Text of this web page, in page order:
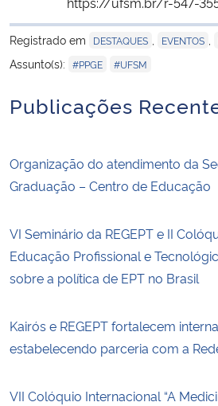
Registrado em
DESTAQUES EVENTOS
Assunto(s): #PPGE #UFSM
Publicações
Organização do atendimento da
Graduação – Centro de Educação
VI Seminário da REGEPT e II
Educação Profissional e
sobre a política de EPT no Brasil
Kairós e REGEPT fortalecem
estabelecendo parceria com a
VII Colóquio Internacional “A